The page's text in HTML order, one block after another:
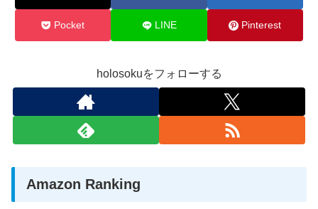
Pocket LINE Pinterest
holosokuをフォローする
Amazon Ranking